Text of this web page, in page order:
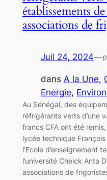
établissements
associations de
Juil 24, 2024—
dans A la Une,
Energie,
Au Sénégal, des
réfrigérants verts d’une
francs CFA ont été
lycée technique
l’Ecole d’enseignement
l’université Cheick Anta
associations de